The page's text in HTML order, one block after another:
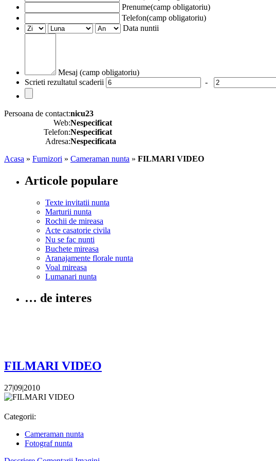
Prenume(camp obligatoriu)
Telefon(camp obligatoriu)
Data nuntii
Mesaj (camp obligatoriu)
Scrieti rezultatul scaderii
-
Persoana de contact:nicu23
Web:Nespecificat
Telefon:Nespecificat
Adresa:Nespecificata
Acasa » Furnizori » Cameraman nunta » FILMARI VIDEO
Articole populare
Texte invitatii nunta
Marturii nunta
Rochii de mireasa
Acte casatorie civila
Nu se fac nunti
Buchete mireasa
Aranajamente florale nunta
Voal mireasa
Lumanari nunta
… de interes
FILMARI VIDEO
27|09|2010
Categorii:
Cameraman nunta
Fotograf nunta